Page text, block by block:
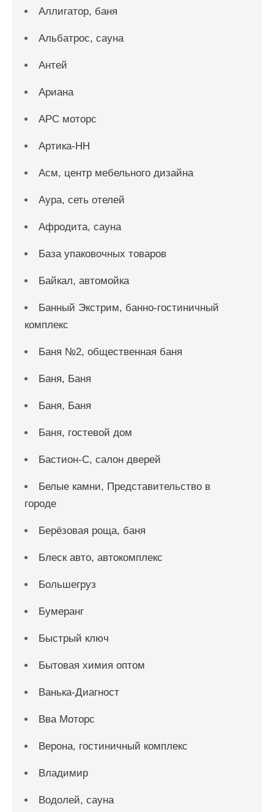
Аллигатор, баня
Альбатрос, сауна
Антей
Ариана
АРС моторс
Артика-НН
Асм, центр мебельного дизайна
Аура, сеть отелей
Афродита, сауна
База упаковочных товаров
Байкал, автомойка
Банный Экстрим, банно-гостиничный
комплекс
Баня №2, общественная баня
Баня, Баня
Баня, Баня
Баня, гостевой дом
Бастион-С, салон дверей
Белые камни, Представительство в
городе
Берёзовая роща, баня
Блеск авто, автокомплекс
Большегруз
Бумеранг
Быстрый ключ
Бытовая химия оптом
Ванька-Диагност
Вва Моторс
Верона, гостиничный комплекс
Владимир
Водолей, сауна